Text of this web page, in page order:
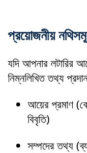
প্রয়োজনীয়
যদি আপনার লটারির
নিম্নলিখিত তথ্য
আয়ের প্রমাণ
বিবৃতি)
সম্পদের তথ্য